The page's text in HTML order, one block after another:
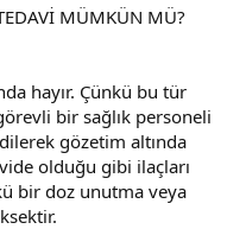
MÜMKÜN MÜ?
hayır. Çünkü bu tür
bir sağlık personeli
gözetim altında
olduğu gibi ilaçları
bir doz unutma veya